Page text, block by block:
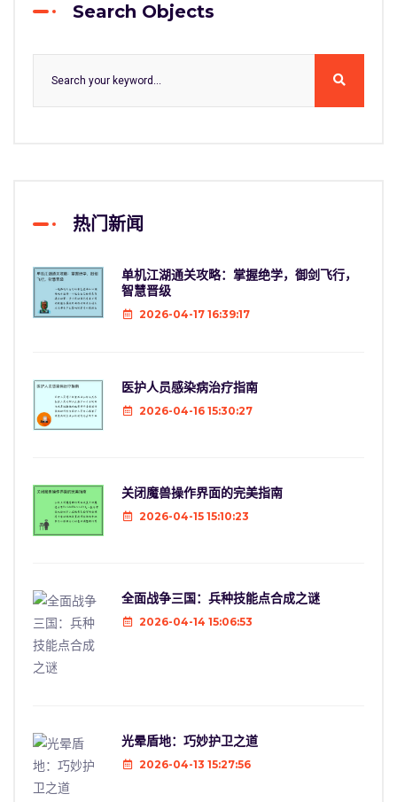
Search Objects
热门新闻
单机江湖通关攻略：掌握绝学，御剑飞行，
智慧晋级
2026-04-17 16:39:17
医护人员感染病治疗指南
2026-04-16 15:30:27
关闭魔兽操作界面的完美指南
2026-04-15 15:10:23
全面战争三国：兵种技能点合成之谜
2026-04-14 15:06:53
光晕盾地：巧妙护卫之道
2026-04-13 15:27:56